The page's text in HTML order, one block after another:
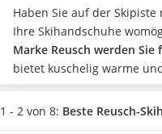
Trekkingschuhe Herren
Reisetasche mit Rollen
Klimmzugstation
Koffer
Nachtsichtgerät
Handgepäck-Koffer
Haben Sie auf der
Ihre Skihandschuhe
Marke Reusch werden Sie
bietet kuschelig warme
für Damen, Herren und
dass die Materialqualität
1 - 2 von 8: Beste Reusch-